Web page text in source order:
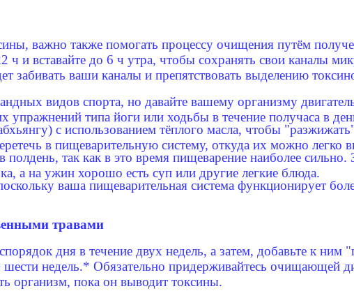
важно также помогать процессу очищения путём
и вставайте до 6 ч утра, чтобы сохранять свои каналы
забивать ваши каналы и препятствовать выделению
видов спорта, но давайте вашему организму
типа йоги или ходьбы в течение получаса в
с использованием тёплого масла, чтобы
в пищеварительную систему, откуда их можно легко
так как в это время пищеварение наиболее сильно.
а на ужин хорошо есть суп или другие легкие блюда.
ваша пищеварительная система функционирует
травами
дня в течение двух недель, а затем, добавьте к
недель.* Обязательно придерживайтесь очищающей
организм, пока он выводит токсины.